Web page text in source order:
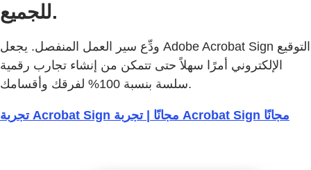
للجميع.
ودِّع سير العمل المنفصل. يجعل Adobe Acrobat Sign التوقيع
الإلكتروني أمرًا سهلاً حتى تتمكن من إنشاء تجارب رقمية
سلسة بنسبة 100% لفرقك وأقسامك.
تجربة Acrobat Sign مجانًا | تجربة Acrobat Sign مجانًا